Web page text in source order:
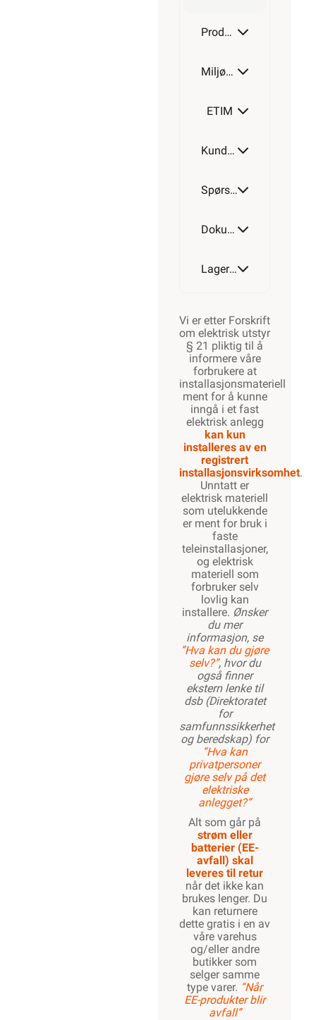
Produktdetaljer
Miljøparametere
ETIM
Kundeomtale
Spørsmål og svar
Dokumentasjon
Lagerstatus
Vi er etter Forskrift
om elektrisk utstyr
§ 21 pliktig til å
informere våre
forbrukere at
installasjonsmateriell
ment for å kunne
inngå i et fast
elektrisk anlegg
kan kun
installeres av en
registrert
installasjonsvirksomhet.
Unntatt er
elektrisk materiell
som utelukkende
er ment for bruk i
faste
teleinstallasjoner,
og elektrisk
materiell som
forbruker selv
lovlig kan
installere. Ønsker
du mer
informasjon, se
”Hva kan du gjøre
selv?”, hvor du
også finner
ekstern lenke til
dsb (Direktoratet
for
samfunnssikkerhet
og beredskap) for
“Hva kan
privatpersoner
gjøre selv på det
elektriske
anlegget?”
Alt som går på
strøm eller
batterier (EE-
avfall) skal
leveres til retur
når det ikke kan
brukes lenger. Du
kan returnere
dette gratis i en av
våre varehus
og/eller andre
butikker som
selger samme
type varer. “Når
EE-produkter blir
avfall”